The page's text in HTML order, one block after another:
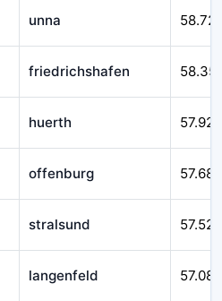
unna
friedrichshafen
huerth 57.925
offenburg 57.687
stralsund 57.525
langenfeld 57.083